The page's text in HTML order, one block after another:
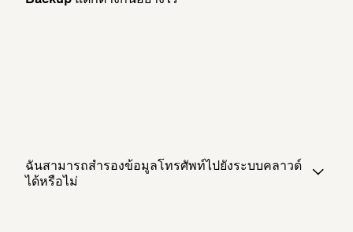
ฉันสามารถสำรองข้อมูลโทรศัพท์ไปยังระบบคลาวด์
ได้หรือไม่